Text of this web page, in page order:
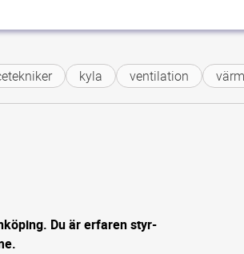
kyla ventilation värme
Du är erfaren styr-